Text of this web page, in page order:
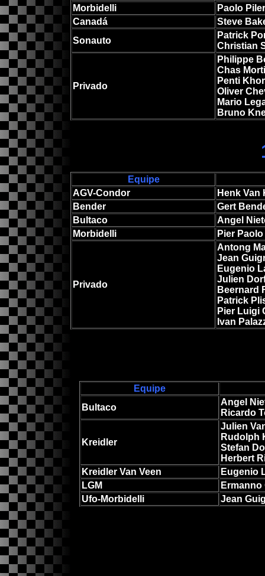
Morbidelli
Paolo
Canadá
Steve
Sonauto
Patrick
Christian
Privado
Philippe
Chas
Penti
Oliver
Mario
Bruno
Equipe
AGV-Condor
Henk Van
Bender
Gert
Bultaco
Angel
Morbidelli
Pier
Privado
Antong
Jean
Eugenio
Julien
Beernard
Patrick
Pier Luigi
Ivan
Equipe
Bultaco
Angel
Ricardo
Kreidler
Julien
Rudolph
Stefan
Herbert
Kreidler Van Veen
Eugenio
LGM
Ermanno
Ufo-Morbidelli
Jean